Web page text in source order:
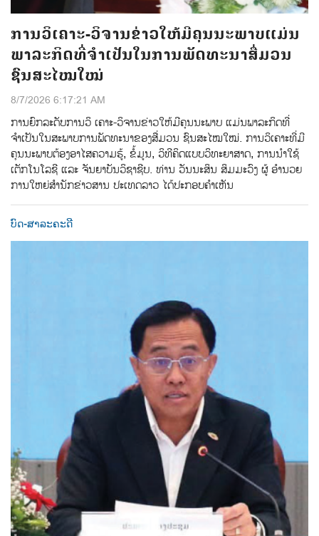
ການວິເຄາະ-ວິຈານຂ່າວໃຫ້ມີຄຸນນະພາບແມ່ນ
ພາລະກິດທີ່ຈຳເປັນໃນການພັດທະນາສື່ມວນ
ຊົນສະໄໝໃໝ່
8/7/2026 6:17:21 AM
ການຍົກລະດັບການວິ ເຄາະ-ວິຈານຂ່າວໃຫ້ມີຄຸນນະພາບ ແມ່ນພາລະກິດທີ່
ຈຳເປັນໃນສະພາບການພັດທະນາຂອງສື່ມວນ ຊົນສະໄໝໃໝ່. ການວິເຄາະທີ່ມີ
ຄຸນນະພາບຕ້ອງອາໄສຄວາມຮູ້, ຂໍ້ມູນ, ວິທີຄິດແບບວິທະຍາສາດ, ການນຳໃຊ້
ເຕັກໂນໂລຊີ ແລະ ຈັນຍາບັນວິຊາຊີບ. ທ່ານ ວັນນະສິນ ສິມມະວົງ ຜູ້ ອໍານວຍ
ການໃຫຍ່ສໍານັກຂ່າວສານ ປະເທດລາວ ໄດ້ປະກອບຄໍາເຫັນ
ບົດ-ສາລະຄະດີ